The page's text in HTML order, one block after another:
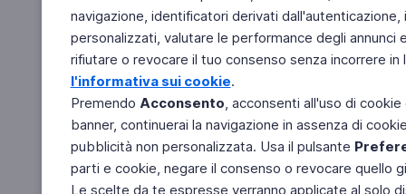
navigazione, identificatori derivati
personalizzati, valutare le performance degli
rifiutare o revocare il tuo consenso senza incorrere
l'informativa sui cookie.
Premendo Acconsento, acconsenti all'uso di
banner, continuerai la navigazione in assenza di
pubblicità non personalizzata. Usa il pulsante
parti e cookie, negare il consenso o revocare quello
Le scelte da te espresse verranno applicate al solo